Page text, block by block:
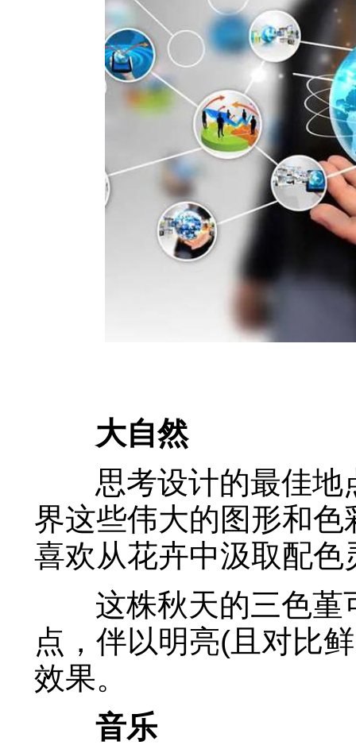
大自然
思考设计的最佳地
界这些伟大的图形和
喜欢从花卉中汲取配色
这株秋天的三色堇
点，伴以明亮(且对比
效果。
音乐